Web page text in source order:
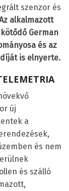
szenzor és
alkalmazott
German
és az
is elnyerte.
új
a
és nem
és szálló